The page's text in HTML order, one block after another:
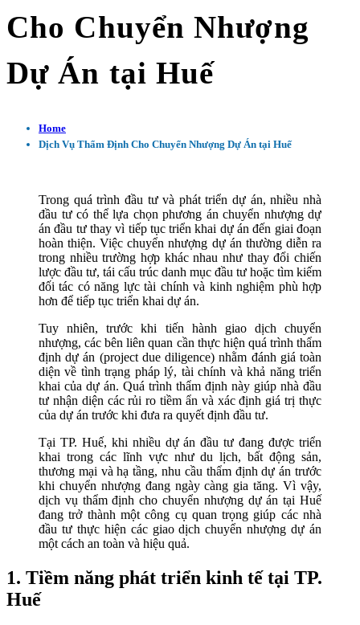
Cho Chuyển Nhượng
Dự Án tại Huế
Home
Dịch Vụ Thẩm Định Cho Chuyển Nhượng Dự Án tại Huế
Trong quá trình đầu tư và phát triển dự án, nhiều nhà
đầu tư có thể lựa chọn phương án chuyển nhượng dự
án đầu tư thay vì tiếp tục triển khai dự án đến giai đoạn
hoàn thiện. Việc chuyển nhượng dự án thường diễn ra
trong nhiều trường hợp khác nhau như thay đổi chiến
lược đầu tư, tái cấu trúc danh mục đầu tư hoặc tìm kiếm
đối tác có năng lực tài chính và kinh nghiệm phù hợp
hơn để tiếp tục triển khai dự án.
Tuy nhiên, trước khi tiến hành giao dịch chuyển
nhượng, các bên liên quan cần thực hiện quá trình thẩm
định dự án (project due diligence) nhằm đánh giá toàn
diện về tình trạng pháp lý, tài chính và khả năng triển
khai của dự án. Quá trình thẩm định này giúp nhà đầu
tư nhận diện các rủi ro tiềm ẩn và xác định giá trị thực
của dự án trước khi đưa ra quyết định đầu tư.
Tại TP. Huế, khi nhiều dự án đầu tư đang được triển
khai trong các lĩnh vực như du lịch, bất động sản,
thương mại và hạ tầng, nhu cầu thẩm định dự án trước
khi chuyển nhượng đang ngày càng gia tăng. Vì vậy,
dịch vụ thẩm định cho chuyển nhượng dự án tại Huế
đang trở thành một công cụ quan trọng giúp các nhà
đầu tư thực hiện các giao dịch chuyển nhượng dự án
một cách an toàn và hiệu quả.
1. Tiềm năng phát triển kinh tế tại TP.
Huế